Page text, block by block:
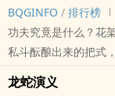
BQGINFO / 排行榜
功夫究竟是什么？花
私斗酝酿出来的把式，究竟是不是骗
龙蛇演义